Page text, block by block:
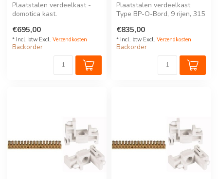
Plaatstalen verdeelkast -
domotica kast.
modules,...
€695,00
* Incl. btw Excl. Verzendkosten
Backorder
Plaatstalen verdeelkast
Type BP-O-Bord, 9 rijen, 315
35...
€835,00
* Incl. btw Excl. Verzendkosten
Backorder